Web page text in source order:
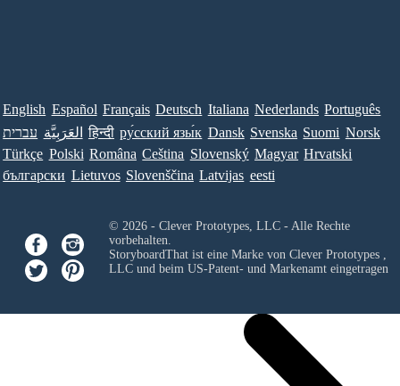
English Español Français Deutsch Italiana Nederlands Português
עברית العَرَبِيَّة हिन्दी ру́сский язы́к Dansk Svenska Suomi Norsk
Türkçe Polski Româna Ceština Slovenský Magyar Hrvatski
български Lietuvos Slovenščina Latvijas eesti
© 2026 - Clever Prototypes, LLC - Alle Rechte
vorbehalten.
StoryboardThat ist eine Marke von Clever Prototypes ,
LLCund beim US-Patent- und Markenamt eingetragen